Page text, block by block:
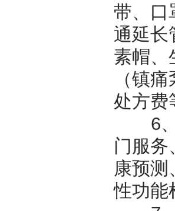
带、口
通延长
素帽、
（镇
处方费
6、
门服务
康预测
性功能